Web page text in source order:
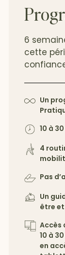
6
cette
Un
10 à
4
Pas
Un
être
Accès
10 à
en